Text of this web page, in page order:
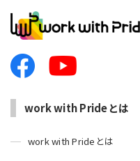
work with Prideとは
work with Prideとは